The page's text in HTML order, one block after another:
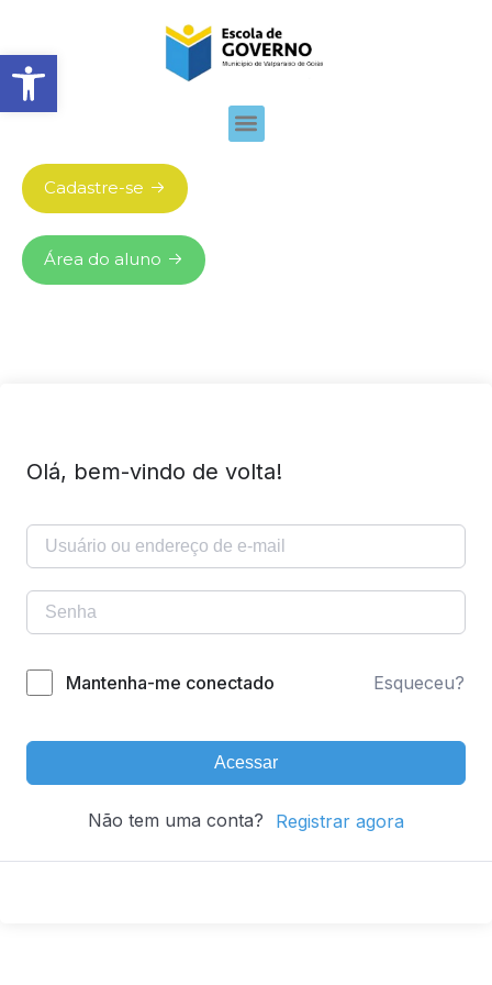
Abrir barra de ferramentas
Cadastre-se
Área do aluno
Olá, bem-vindo de volta!
Mantenha-me conectado Esqueceu?
Acessar
Não tem uma conta? Registrar agora